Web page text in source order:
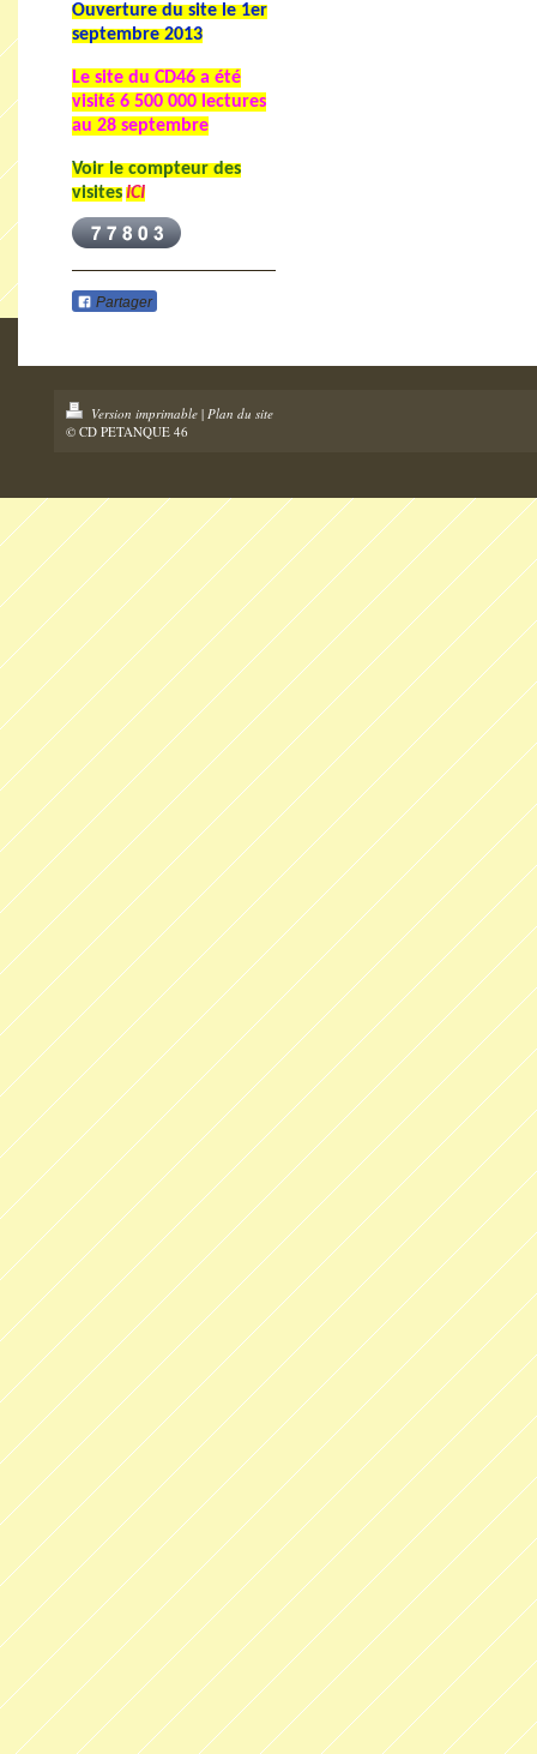
Ouverture du site le 1er
septembre 2013
Le site du CD46 a été
visité 6 500 000 lectures
au 28 septembre
Voir le compteur des
visitesICI
Partager
Version imprimable | Plan du site
© CD PETANQUE 46